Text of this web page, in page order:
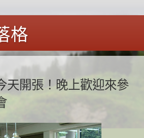
格
天開張！晚上歡迎來參